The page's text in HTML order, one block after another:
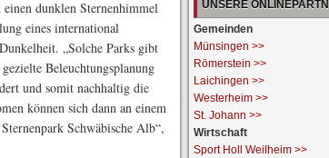
dunklen Sternenhimmel
eines international
„Solche Parks gibt
Beleuchtungsplanung
und somit nachhaltig die
können sich dann an einem
Schwäbische Alb“,
UNSERE
Gemeinden
Münsingen >>
Römerstein >>
Laichingen >>
Westerheim >>
St. Johann >>
Wirtschaft
Sport Holl Weilheim >>